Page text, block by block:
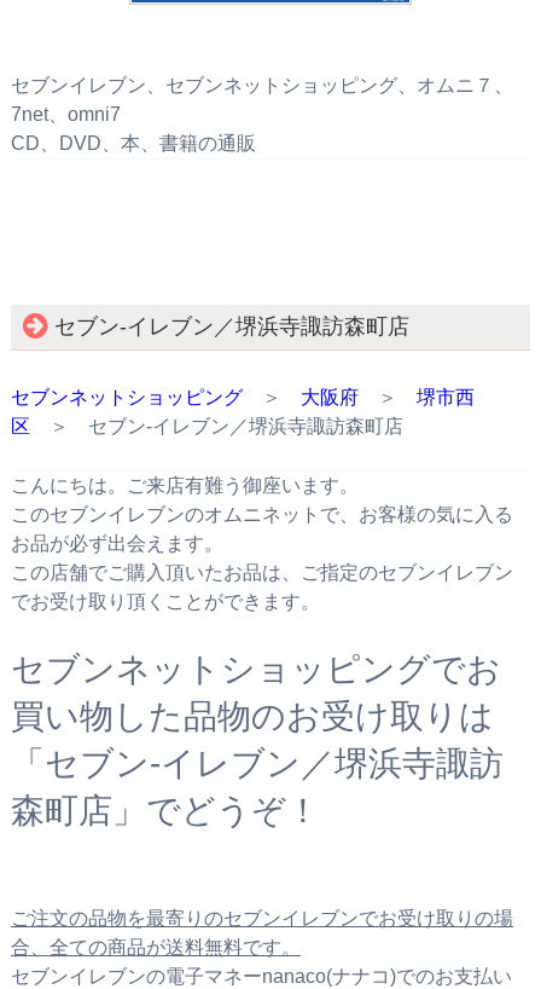
セブンイレブン、セブンネットショッピング、オムニ７、
7net、omni7
CD、DVD、本、書籍の通販
セブン‐イレブン／堺浜寺諏訪森町店
セブンネットショッピング＞ 大阪府＞ 堺市西
区 ＞ セブン‐イレブン／堺浜寺諏訪森町店
こんにちは。ご来店有難う御座います。
このセブンイレブンのオムニネットで、お客様の気に入る
お品が必ず出会えます。
この店舗でご購入頂いたお品は、ご指定のセブンイレブン
でお受け取り頂くことができます。
セブンネットショッピングでお
買い物した品物のお受け取りは
「セブン‐イレブン／堺浜寺諏訪
森町店」でどうぞ！
ご注文の品物を最寄りのセブンイレブンでお受け取りの場
合、全ての商品が送料無料です。
セブンイレブンの電子マネーnanaco(ナナコ)でのお支払い